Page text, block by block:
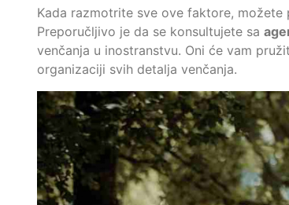
Kada razmotrite sve ove faktore,
Preporučljivo je da se konsultujete sa
venčanja u inostranstvu. Oni će vam
organizaciji svih detalja venčanja.